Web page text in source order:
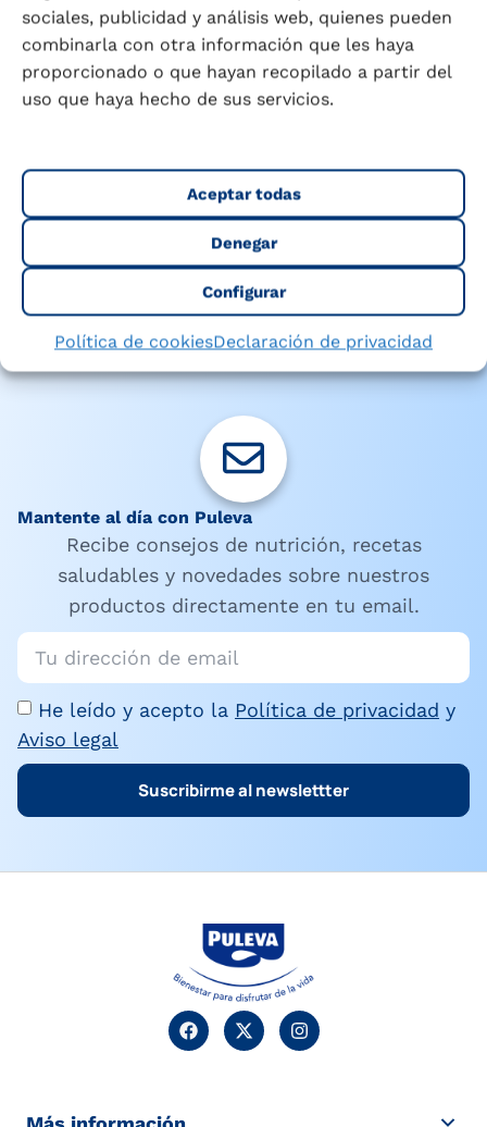
sociales, publicidad y análisis web, quienes pueden
combinarla con otra información que les haya
proporcionado o que hayan recopilado a partir del
uso que haya hecho de sus servicios.
Aceptar todas
Denegar
Configurar
Política de cookiesDeclaración de privacidad
variedades y regístrate en la
promoción
Sube tu ticket de compra y participa
promoción
Mantente al día con Puleva
Recibe consejos de nutrición, recetas
saludables y novedades sobre nuestros
productos directamente en tu email.
He leído y acepto la Política de privacidad y
Aviso legal
Suscribirme al newslettter